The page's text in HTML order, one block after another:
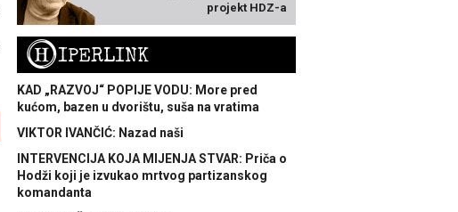
projekt HDZ-a
HIPERLINK
KAD „RAZVOJ“ POPIJE VODU: More pred
kućom, bazen u dvorištu, suša na vratima
VIKTOR IVANČIĆ: Nazad naši
INTERVENCIJA KOJA MIJENJA STVAR: Priča o
Hodži koji je izvukao mrtvog partizanskog
komandanta